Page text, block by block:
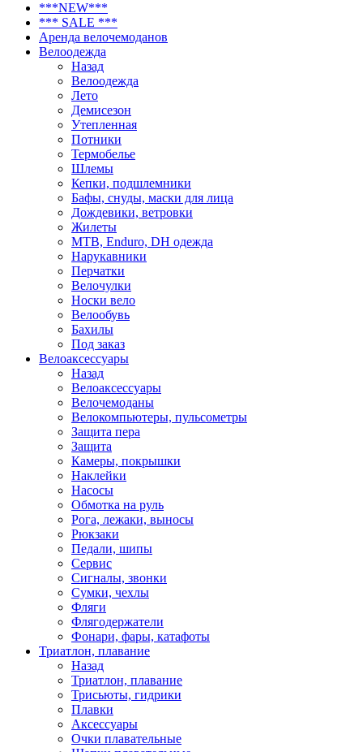
***NEW***
*** SALE ***
Аренда велочемоданов
Велоодежда
Назад
Велоодежда
Лето
Демисезон
Утепленная
Потники
Термобелье
Шлемы
Кепки, подшлемники
Бафы, снуды, маски для лица
Дождевики, ветровки
Жилеты
MTB, Enduro, DH одежда
Нарукавники
Перчатки
Велочулки
Носки вело
Велообувь
Бахилы
Под заказ
Велоаксессуары
Назад
Велоаксессуары
Велочемоданы
Велокомпьютеры, пульсометры
Защита пера
Защита
Камеры, покрышки
Наклейки
Насосы
Обмотка на руль
Рога, лежаки, выносы
Рюкзаки
Педали, шипы
Сервис
Сигналы, звонки
Сумки, чехлы
Фляги
Флягодержатели
Фонари, фары, катафоты
Триатлон, плавание
Назад
Триатлон, плавание
Трисьюты, гидрики
Плавки
Аксессуары
Очки плавательные